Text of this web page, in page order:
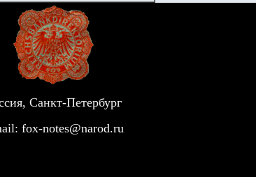
Санкт-Петербург
fox-notes@narod.ru